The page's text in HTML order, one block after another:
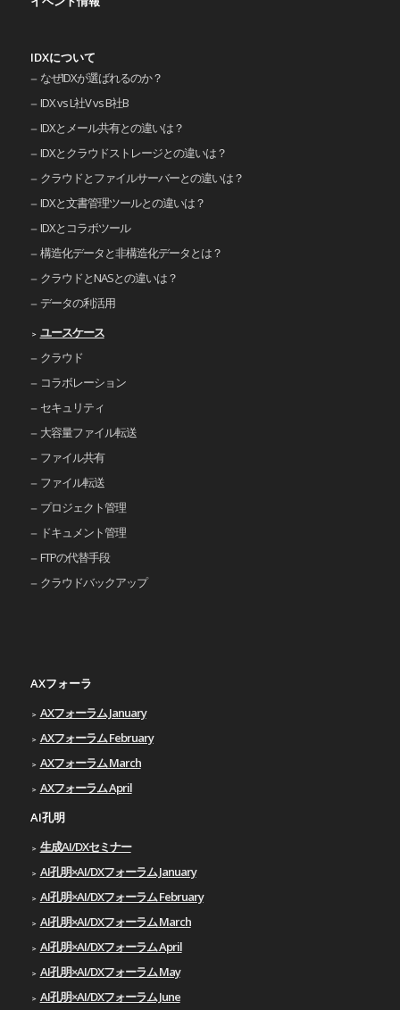
IDXについて
なぜIDXが選ばれるのか？
IDX vs L社V vs B社B
IDXとメール共有との違いは？
IDXとクラウドストレージとの違いは？
クラウドとファイルサーバーとの違いは？
IDXと文書管理ツールとの違いは？
IDXとコラボツール
構造化データと非構造化データとは？
クラウドとNASとの違いは？
データの利活用
ユースケース
クラウド
コラボレーション
セキュリティ
大容量ファイル転送
ファイル共有
ファイル転送
プロジェクト管理
ドキュメント管理
FTPの代替手段
クラウドバックアップ
AXフォーラ
AXフォーラム January
AXフォーラム February
AXフォーラム March
AXフォーラム April
AI孔明
生成AI/DXセミナー
AI孔明×AI/DXフォーラム January
AI孔明×AI/DXフォーラム February
AI孔明×AI/DXフォーラム March
AI孔明×AI/DXフォーラム April
AI孔明×AI/DXフォーラム May
AI孔明×AI/DXフォーラム June